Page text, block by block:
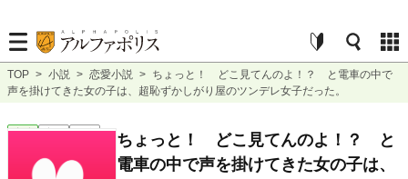
TOP > 小説 > 恋愛小説 > ちょっと！ どこ見てんのよ！？ と電車の中で
声を掛けてきた女の子は、超恥ずかしがり屋のツンデレ女子だった。
恋愛 完結 短編
ちょっと！ どこ見てんのよ！？ と
電車の中で声を掛けてきた女の子は、